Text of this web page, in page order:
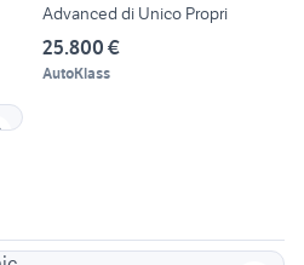
Advanced di Unico Propri
25.800 €
AutoKlass